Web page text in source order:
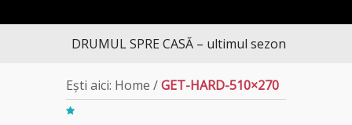
DRUMUL SPRE CASĂ – ultimul sezon te aduce la
Ești aici: Home /GET-HARD-510×270